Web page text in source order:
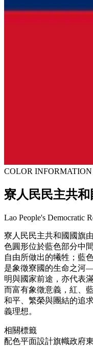
COLOR INFORMATION
寮人民民主共
Lao People's Democratic
寮人民民主共和國國旗
色圓形位於藍色部分中
自由所做出的犧牲；藍
是象徵寮國的生命之河
明與國家前途，亦代表
而富有象徵意義，紅、
和平、繁榮與團結的追
義理想。
相關標籤
配色平面設計旗幟政府